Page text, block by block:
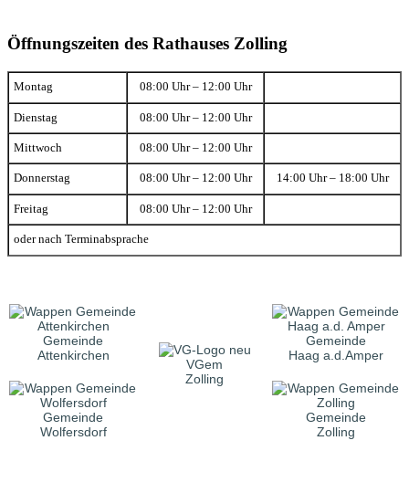
Öffnungszeiten des Rathauses Zolling
Montag 08:00 Uhr – 12:00 Uhr
Dienstag 08:00 Uhr – 12:00 Uhr
Mittwoch 08:00 Uhr – 12:00 Uhr
Donnerstag 08:00 Uhr – 12:00 Uhr 14:00 Uhr – 18:00 Uhr
Freitag 08:00 Uhr – 12:00 Uhr
oder nach Terminabsprache
Gemeinde
Attenkirchen
VGem
Zolling
Gemeinde
Haag a.d.Amper
Gemeinde
Wolfersdorf
Gemeinde
Zolling